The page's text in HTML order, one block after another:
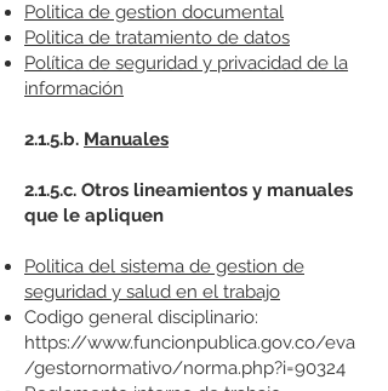
Politica de gestion documental
Politica de tratamiento de datos
Política de seguridad y privacidad de la
información
2.1.5.b. Manuales
2.1.5.c. Otros lineamientos y manuales
que le apliquen
Politica del sistema de gestion de
seguridad y salud en el trabajo
Codigo general disciplinario:
https://www.funcionpublica.gov.co/eva
/gestornormativo/norma.php?i=90324